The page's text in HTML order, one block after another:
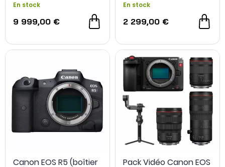
En stock
9 999,00 €
En stock
2 299,00 €
Canon EOS R5 (boîtier
Pack Vidéo Canon EOS